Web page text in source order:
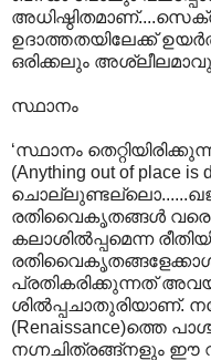
ഉദാത്തതയിലേക്ക്
ഒരിക്കലും
സ്ഥാനം
‘സ്ഥാനം
(Anything out of place
രതിവൈകൃതങ്ങള്‍ വരെ
കലാശില്‍പ്പമെന്ന
പ്രതികരിക്കുന്നത്
ശില്‍പ്പചാതുരിയാണ്.
(Renaissance)ത്തെ
നഗ്നചിത്രങ്ങ്നളും ഈ